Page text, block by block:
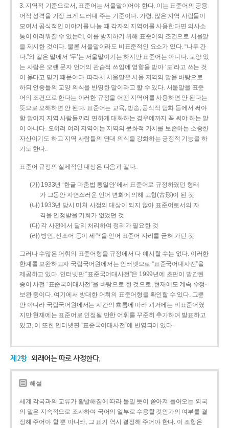
3. 지역적 기준으로서, 표준어는 서울말이어야 한다. 이는 표준어의 공용
어적 성격을 가장 크게 드러내 주는 기준이다. 가령, 많은 지역 사람들이
모여서 공식적인 이야기를 나눌 때 각자의 지역어를 사용한다면 의사소
통이 어려워질 수 있는데, 이를 방지하기 위해 표준어의 조건으로 서울말
을 제시한 것이다. 물론 서울말이라도 비표준적인 요소가 있다. “나두 간
다.”와 같은 말에서 ‘두’는 서울말이기는 하지만 표준어는 아니다. 교양 있
는 사람은 오랜 문자 언어의 관습적 쓰임에 영향을 받아 ‘도’라고 쓰는 것
이 옳다고 믿기 때문이다. 따라서 서울말은 서울 지역의 말을 바탕으로
하되 언중들의 교양 의식을 반영한 말이라고 할 수 있다. 서울말을 표준
어의 조건으로 한다는 이러한 규정을 어떤 지역어를 사용하면 안 된다는
뜻으로 오해하면 안 된다. 표준어는 교육, 방송, 공식적 담화 등에서 써야
할 말이지 지역 사람들끼리 편하게 대화하는 경우에까지 꼭 써야 하는 말
이 아니다. 오히려 여러 지역어는 지역의 문화적 가치를 보존하는 소중한
자산이기도 하고 지역 사람들의 연대 의식을 강화하는 긍정적 기능을 하
기도 한다.
표준어 규정의 실제적인 대상은 다음과 같다.
(가) 1933년 ‘한글 마춤법 통일안’에서 표준어로 규정하였던 형태
가 그동안 자연스러운 언어 변화에 의해 고형(古形)이 된 것
(나) 1933년 당시 미처 사정의 대상이 되지 않아 표준어로서의 자
격을 인정받을 기회가 없었던 것
(다) 각 사전에서 달리 처리하여 정리가 필요한 것
(라) 방언, 신조어 등이 세력을 얻어 표준어 자리를 굳혀 가던 것
그러나 수많은 어휘의 표준어형을 규정에서 다 예시할 수는 없다. 이러한
한계를 보완하고자 국립국어원에서는 인터넷으로 “표준국어대사전”을
제공하고 있다. 인터넷판 “표준국어대사전”은 1999년에 초판이 발간된
종이 사전 “표준국어대사전”을 바탕으로 한 것으로, 현재에도 계속 수정·
보완 중이다. 여기에서 방대한 어휘의 표준어형을 확인할 수 있다. 그뿐
만 아니라 국립국어원에서는 시간의 흐름에 따라 과거에는 비표준어였
지만 현재에는 표준어로 인정될 만한 어휘를 꾸준히 추가하여 발표하고
있고, 이 또한 인터넷판 “표준국어대사전”에 반영되어 있다.
제2항 외래어는 따로 사정한다.
해설
세계 각국과의 교류가 활발해짐에 따라 물밀 듯이 쏟아져 들어오는 외국
의 말은 지속적으로 조사하여 국어의 일부로 수용할 것인가의 여부를 결
정해 주어야 할 뿐 아니라, 그 표기 역시 결정해 주어야 한다. 이 조항은